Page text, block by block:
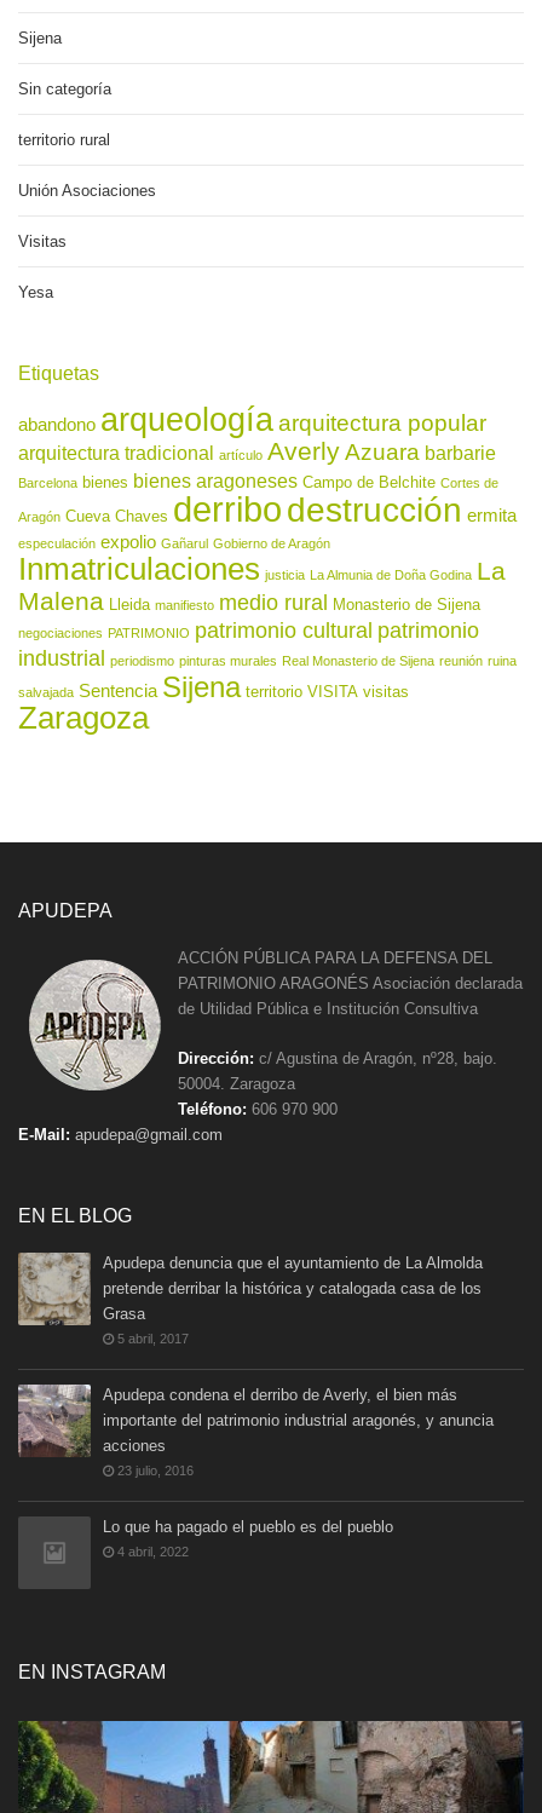
Sijena
Sin categoría
territorio rural
Unión Asociaciones
Visitas
Yesa
Etiquetas
abandono arqueologíaarquitectura popular
arquitectura tradicional artículo AverlyAzuara barbarie
Barcelona bienes bienes aragoneses Campo de Belchite Cortes de
Aragón Cueva Chaves derribodestrucción ermita
especulación expolio Gañarul Gobierno de Aragón
Inmatriculaciones justicia La Almunia de Doña Godina La
Malena Lleida manifiesto medio rural Monasterio de Sijena
negociaciones PATRIMONIO patrimonio cultural patrimonio
industrial
periodismo pinturas murales Real Monasterio de Sijena reunión ruina
salvajada Sentencia Sijena territorio VISITA visitas
Zaragoza
APUDEPA
ACCIÓN PÚBLICA PARA LA DEFENSA DEL
PATRIMONIO ARAGONÉS Asociación declarada
de Utilidad Pública e Institución Consultiva
Dirección: c/ Agustina de Aragón, nº28, bajo.
50004. Zaragoza
Teléfono: 606 970 900
E-Mail: apudepa@gmail.com
EN EL BLOG
Apudepa denuncia que el ayuntamiento de La Almolda
pretende derribar la histórica y catalogada casa de los
Grasa
5 abril, 2017
Apudepa condena el derribo de Averly, el bien más
importante del patrimonio industrial aragonés, y anuncia
acciones
23 julio, 2016
Lo que ha pagado el pueblo es del pueblo
4 abril, 2022
EN INSTAGRAM